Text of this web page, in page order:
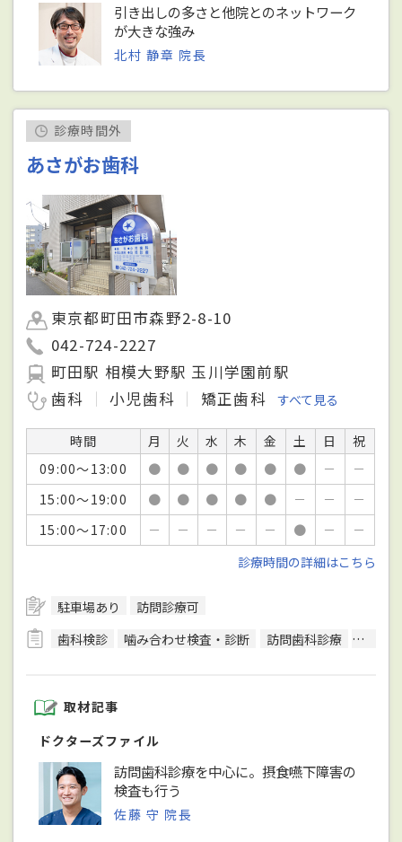
引き出しの多さと他院とのネットワーク
が大きな強み
北村 静章 院長
診療時間外
あさがお歯科
東京都町田市森野2-8-10
042-724-2227
町田駅 相模大野駅 玉川学園前駅
歯科
小児歯科 矯正歯科 すべて見る
時間 月 火 水 木 金 土 日
祝
09:00～13:00
● ● ● ● ● ● －
－
15:00～19:00
● ● ● ● ● － －
－
15:00～17:00
－ － － － － ● －
－
診療時間の詳細はこちら
駐車場あり
訪問診療可
歯科検診
噛み合わせ検査・診断 訪問歯科診療 レント
取材記事
ドクターズファイル
訪問歯科診療を中心に。摂食嚥下障害の
検査も行う
佐藤 守 院長